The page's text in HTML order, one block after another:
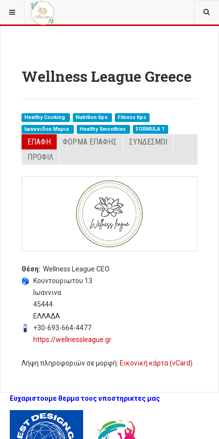
ΒΡΊΣΚΕΣΤΕ ΕΔΏ:
Wellness League Greece
Healthy Cooking Nutrition tips
Fitness tips
Ιωαννιδου Μαρια
Healthy Smoothies FORMULA 1
ΕΠΑΦΉ ΦΌΡΜΑ ΕΠΑΦΉΣ
ΣΎΝΔΕΣΜΟΙ
ΠΡΟΦΙΛ
Θέση: Wellness League CEO
Κουντουριωτου 13
Ιωαννινα
45444
ΕΛΛΑΔΑ
+30-693-664-4477
https://wellnessleague.gr
Λήψη πληροφοριών σε μορφή: Εικονική κάρτα (vCard)
Ευχαριστουμε θερμα τους υποστηρικτες μας